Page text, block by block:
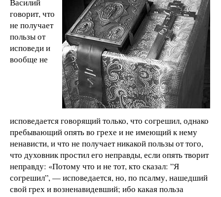
говорит, что
не получает
пользы от
исповеди и
вообще не
исповедается говорящий только, что согрешил, однако
пребывающий опять во грехе и не имеющий к нему
ненависти, и что не получает никакой пользы от того,
что духовник простил его неправды, если опять творит
неправду: «Потому что и не тот, кто сказал: ”Я
согрешил”, — исповедается, но, по псалму, нашедший
свой грех и возненавидевший; ибо какая польза